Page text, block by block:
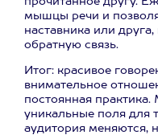
мышцы речи и
наставника или
обратную связь.
Итог: красивое
внимательное
постоянная
уникальные поля для
аудитория меняются,